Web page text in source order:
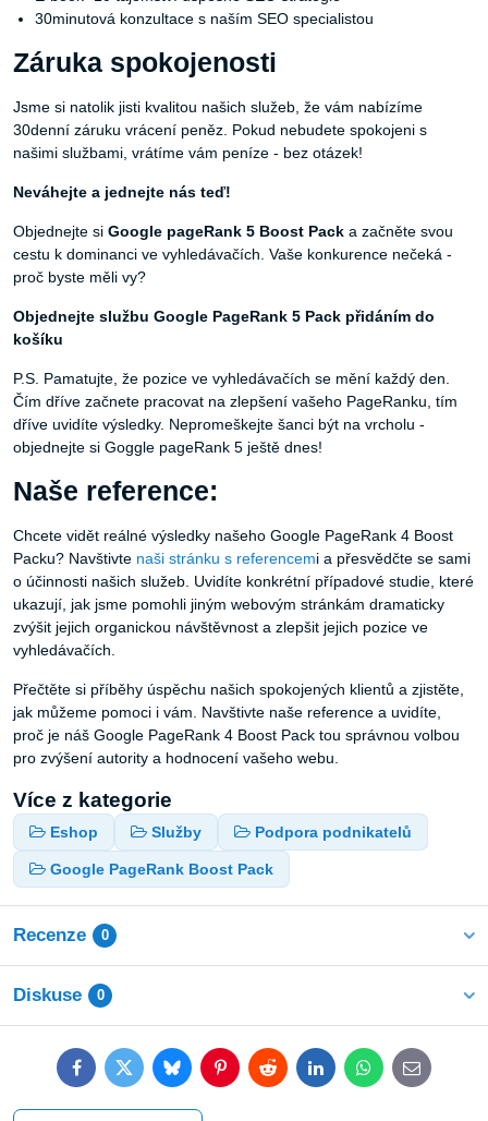
30minutová konzultace s naším SEO specialistou
Záruka spokojenosti
Jsme si natolik jisti kvalitou našich služeb, že vám nabízíme
30denní záruku vrácení peněz. Pokud nebudete spokojeni s
našimi službami, vrátíme vám peníze - bez otázek!
Neváhejte a jednejte nás teď!
Objednejte si Google pageRank 5 Boost Pack a začněte svou
cestu k dominanci ve vyhledávačích. Vaše konkurence nečeká -
proč byste měli vy?
Objednejte službu Google PageRank 5 Pack přidáním do
košíku
P.S. Pamatujte, že pozice ve vyhledávačích se mění každý den.
Čím dříve začnete pracovat na zlepšení vašeho PageRanku, tím
dříve uvidíte výsledky. Nepromeškejte šanci být na vrcholu -
objednejte si Goggle pageRank 5 ještě dnes!
Naše reference:
Chcete vidět reálné výsledky našeho Google PageRank 4 Boost
Packu? Navštivte naši stránku s referencemi a přesvědčte se sami
o účinnosti našich služeb. Uvidíte konkrétní případové studie, které
ukazují, jak jsme pomohli jiným webovým stránkám dramaticky
zvýšit jejich organickou návštěvnost a zlepšit jejich pozice ve
vyhledávačích.
Přečtěte si příběhy úspěchu našich spokojených klientů a zjistěte,
jak můžeme pomoci i vám. Navštivte naše reference a uvidíte,
proč je náš Google PageRank 4 Boost Pack tou správnou volbou
pro zvýšení autority a hodnocení vašeho webu.
Více z kategorie
Eshop Služby Podpora podnikatelů
Google PageRank Boost Pack
Recenze 0
Diskuse 0
FacebookTwitterBlueskyPinterestRedditLinkedInWhatsApp
E-
mail